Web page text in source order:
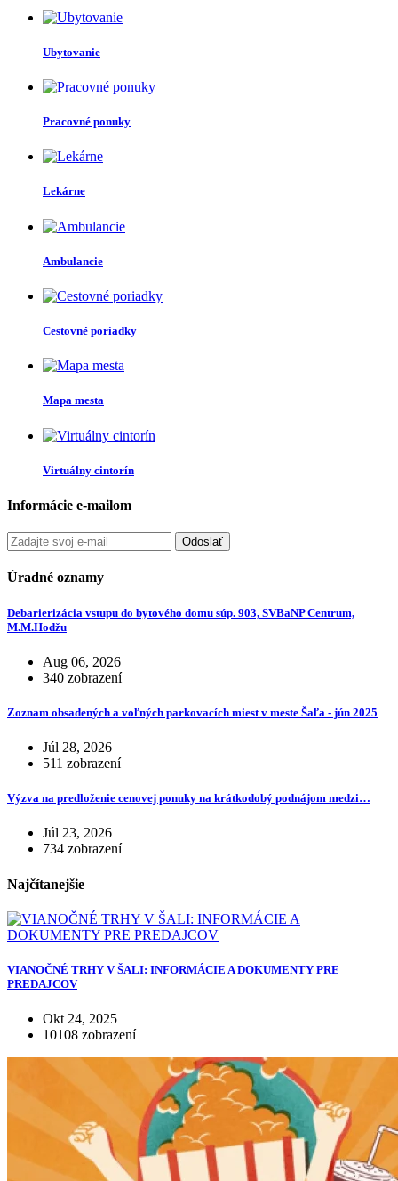
Ubytovanie
Pracovné ponuky
Lekárne
Ambulancie
Cestovné poriadky
Mapa mesta
Virtuálny cintorín
Informácie e-mailom
Odoslať
Úradné oznamy
Debarierizácia vstupu do bytového domu súp. 903, SVBaNP Centrum,
M.M.Hodžu
Aug 06, 2026
340 zobrazení
Zoznam obsadených a voľných parkovacích miest v meste Šaľa - jún 2025
Júl 28, 2026
511 zobrazení
Výzva na predloženie cenovej ponuky na krátkodobý podnájom medzi…
Júl 23, 2026
734 zobrazení
Najčítanejšie
VIANOČNÉ TRHY V ŠALI: INFORMÁCIE A DOKUMENTY PRE
PREDAJCOV
Okt 24, 2025
10108 zobrazení